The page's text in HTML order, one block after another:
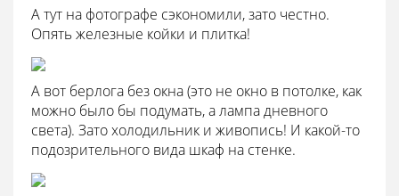
А тут на фотографе сэкономили, зато честно.
Опять железные койки и плитка!
А вот берлога без окна (это не окно в потолке, как
можно было бы подумать, а лампа дневного
света). Зато холодильник и живопись! И какой-то
подозрительного вида шкаф на стенке.